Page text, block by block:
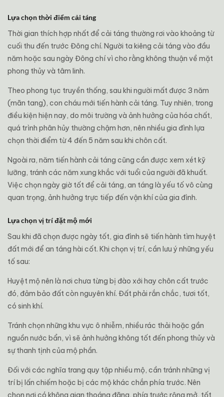
Lựa chọn thời điểm cải táng
Thời gian thích hợp nhất để cải táng thường rơi vào khoảng từ
cuối thu đến trước Đông chí. Người ta kiêng cải táng vào đầu
năm hoặc sau ngày Đông chí vì cho rằng không thuận về mặt
phong thủy và tâm linh.
Theo phong tục truyền thống, sau khi người mất được 3 năm
(mãn tang), con cháu mới tiến hành cải táng. Tuy nhiên, trong
điều kiện hiện nay, do môi trường và ảnh hưởng của hóa chất,
quá trình phân hủy thường chậm hơn, nên nhiều gia đình lựa
chọn thời điểm từ 4 đến 5 năm sau khi chôn cất.
Ngoài ra, năm tiến hành cải táng cũng cần được xem xét kỹ
lưỡng, tránh các năm xung khắc với tuổi của người đã khuất.
Việc chọn ngày giờ tốt để cải táng, an táng là yếu tố vô cùng
quan trọng, ảnh hưởng trực tiếp đến vận khí của gia đình.
Lựa chọn vị trí đặt mộ mới
Sau khi đã chọn được ngày tốt, gia đình sẽ tiến hành tìm huyệt
đất mới để an táng hài cốt. Khi chọn vị trí, cần lưu ý những yếu
tố sau:
Huyệt mộ nên là nơi chưa từng bị đào xới hay chôn cất trước
đó, đảm bảo đất còn nguyên khí. Đất phải rắn chắc, tươi tốt,
có sinh khí.
Tránh chọn những khu vực ô nhiễm, nhiều rác thải hoặc gần
nguồn nước bẩn, vì sẽ ảnh hưởng không tốt đến phong thủy và
sự thanh tịnh của mộ phần.
Đối với các nghĩa trang quy tập nhiều mộ, cần tránh những vị
trí bị lấn chiếm hoặc bị các mộ khác chắn phía trước. Nên
chọn nơi có không gian thoáng đãng, phía trước rộng mở, tốt